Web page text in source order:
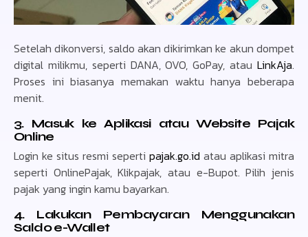
Setelah dikonversi, saldo akan dikirimkan ke akun dompet
digital milikmu, seperti DANA, OVO, GoPay, atau LinkAja.
Proses ini biasanya memakan waktu hanya beberapa
menit.
3. Masuk ke Aplikasi atau Website Pajak
Online
Login ke situs resmi seperti pajak.go.id atau aplikasi mitra
seperti OnlinePajak, Klikpajak, atau e-Bupot. Pilih jenis
pajak yang ingin kamu bayarkan.
4. Lakukan Pembayaran Menggunakan
Saldo e-Wallet